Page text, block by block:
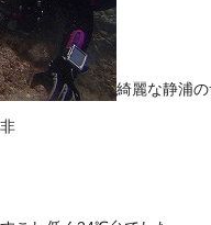
綺麗な静浦